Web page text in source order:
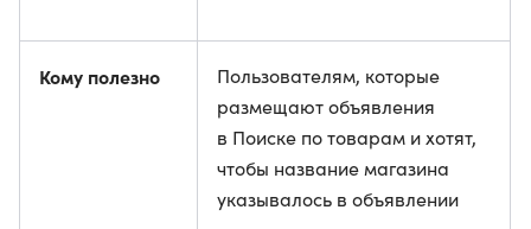
Кому полезно
Пользователям, которые
размещают объявления
в Поиске по товарам и хотят,
чтобы название магазина
указывалось в объявлении